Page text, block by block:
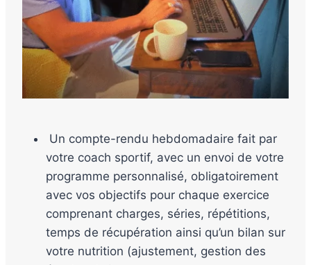
Un compte-rendu hebdomadaire fait par
votre coach sportif, avec un envoi de votre
programme personnalisé, obligatoirement
avec vos objectifs pour chaque exercice
comprenant charges, séries, répétitions,
temps de récupération ainsi qu’un bilan sur
votre nutrition (ajustement, gestion des